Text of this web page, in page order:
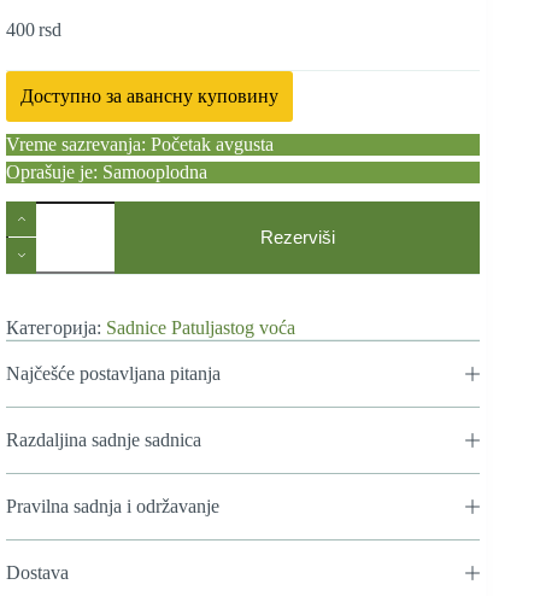
400rsd
Доступно за авансну куповину
Vreme sazrevanja: Početak avgusta
Oprašuje je: Samooplodna
Sadnice
Mini
Rezerviši
Категорија: Sadnice Patuljastog voća
Najčešće postavljana pitanja
Razdaljina sadnje sadnica
Pravilna sadnja i održavanje
Dostava